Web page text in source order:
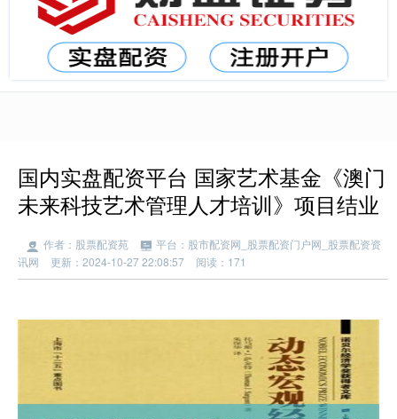
国内实盘配资平台 国家艺术基金《澳门
未来科技艺术管理人才培训》项目结业
作者：股票配资苑
平台：股市配资网_股票配资门户网_股票配资资
讯网
更新：2024-10-27 22:08:57 阅读：171